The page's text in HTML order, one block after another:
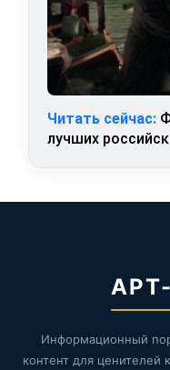
Читать сейчас:
лучших
Информационный
контент для ценителей